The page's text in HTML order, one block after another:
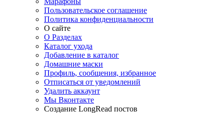
Пользовательское соглашение
Политика конфиденциальности
О сайте
О Разделах
Каталог ухода
Добавление в каталог
Домашние маски
Профиль, сообщения, избранное
Отписаться от уведомлений
Удалить аккаунт
Мы Вконтакте
Создание LongRead постов